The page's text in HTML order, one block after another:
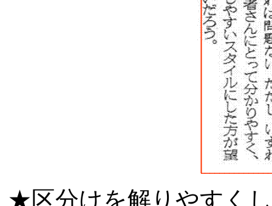
★区分けを解りやすく